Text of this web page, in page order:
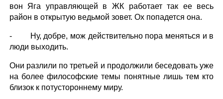
вон Яга управляющей в ЖК работает так ее весь
район в открытую ведьмой зовет. Ох попадется она.
- Ну, добре, мож действительно пора меняться и в
люди выходить.
Они разлили по третьей и продолжили беседовать уже
на более философские темы понятные лишь тем кто
близок к потустороннему миру.